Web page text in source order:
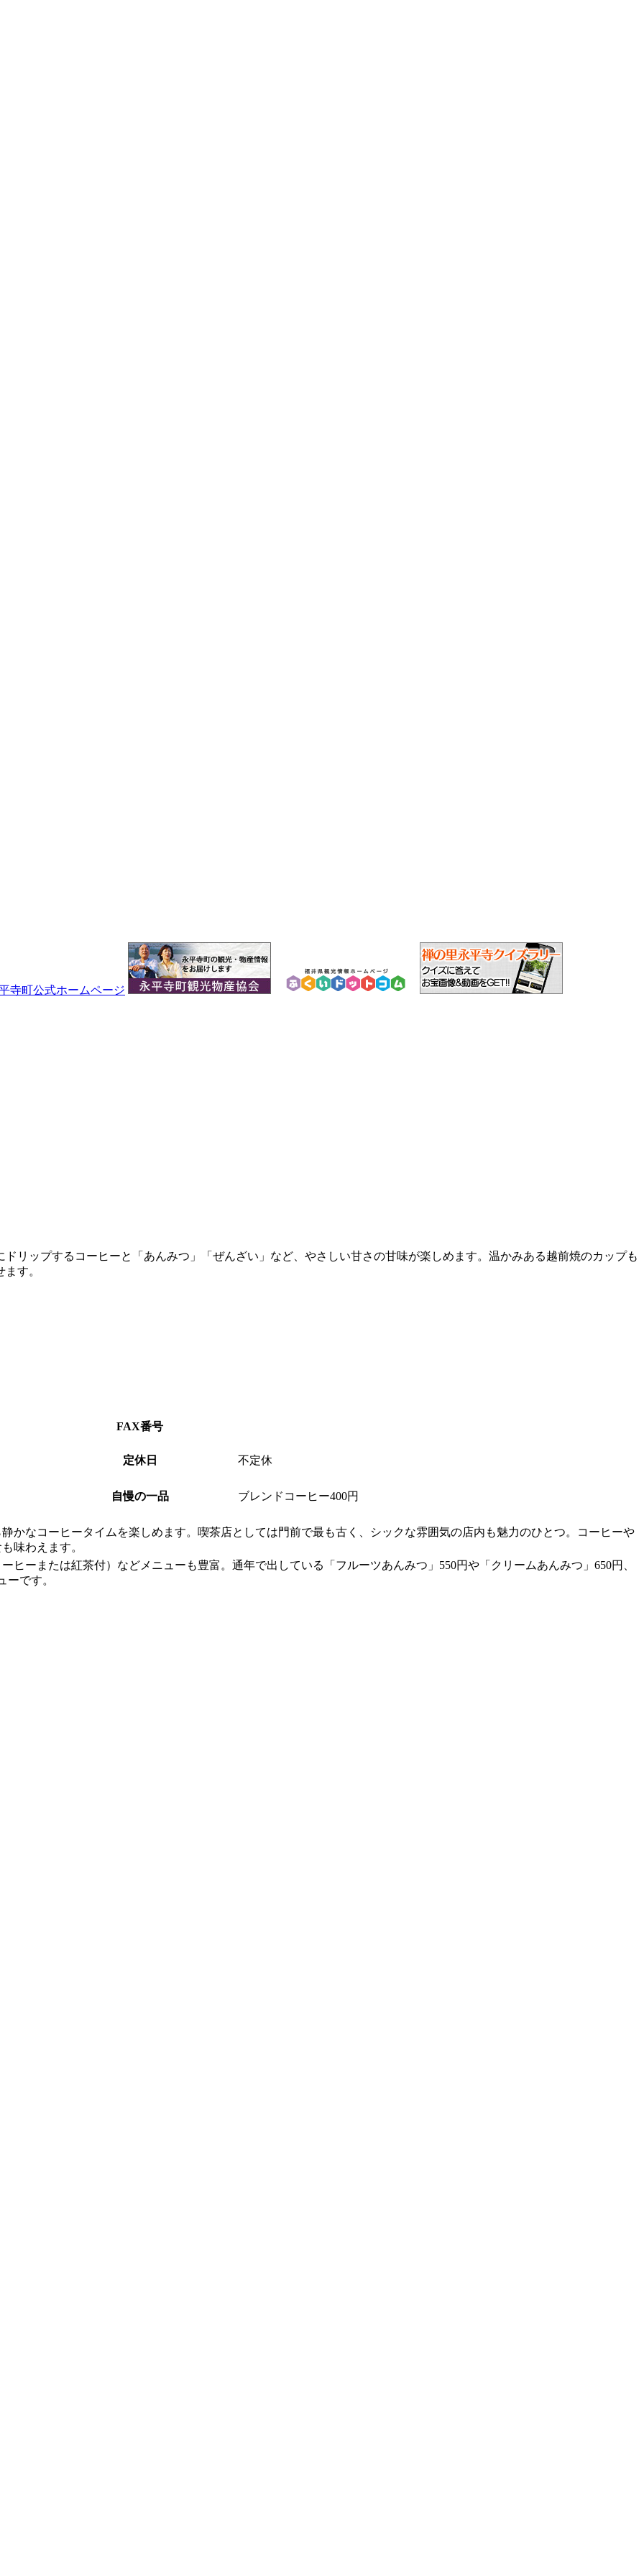
リップするコーヒーと「あんみつ」「ぜんざい」など、やさしい甘さの甘味が楽しめます。温かみある越前焼のカップも
す。
FAX番号
定休日 不定休
自慢の一品 ブレンドコーヒー400円
かなコーヒータイムを楽しめます。喫茶店としては門前で最も古く、シックな雰囲気の店内も魅力のひとつ。コーヒーや
味わえます。
ヒーまたは紅茶付）などメニューも豊富。通年で出している「フルーツあんみつ」550円や「クリームあんみつ」650円、
ーです。